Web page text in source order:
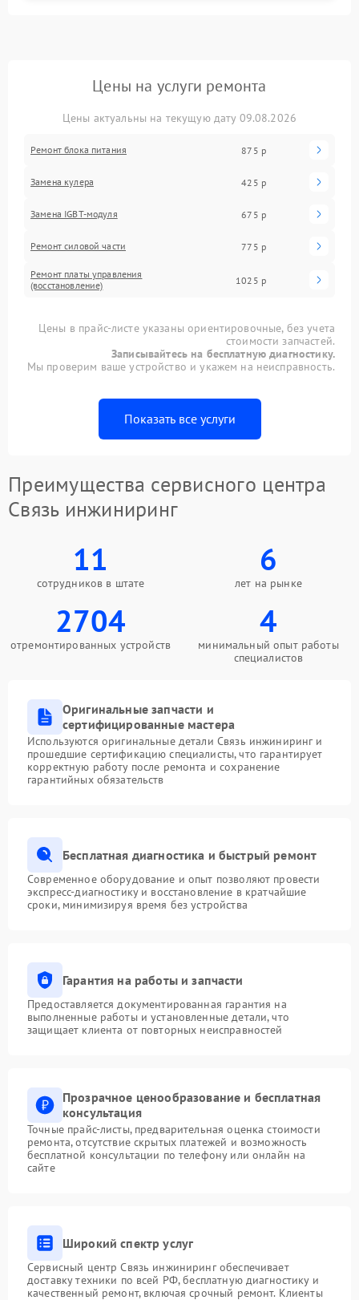
Цены на услуги ремонта
Цены актуальны на текущую дату 09.08.2026
Ремонт блока питания 875 р
Замена кулера 425 р
Замена IGBT-модуля 675 р
Ремонт силовой части 775 р
Ремонт платы управления
(восстановление)
1025 р
Цены в прайс-листе указаны ориентировочные, без учета
стоимости запчастей.
Записывайтесь на бесплатную диагностику.
Мы проверим ваше устройство и укажем на неисправность.
Показать все услуги
Преимущества сервисного центра
Связь инжиниринг
11
сотрудников в штате
6
лет на рынке
2704
отремонтированных устройств
4
минимальный опыт работы
специалистов
Оригинальные запчасти и
сертифицированные мастера
Используются оригинальные детали Связь инжиниринг и
прошедшие сертификацию специалисты, что гарантирует
корректную работу после ремонта и сохранение
гарантийных обязательств
Бесплатная диагностика и быстрый ремонт
Современное оборудование и опыт позволяют провести
экспресс-диагностику и восстановление в кратчайшие
сроки, минимизируя время без устройства
Гарантия на работы и запчасти
Предоставляется документированная гарантия на
выполненные работы и установленные детали, что
защищает клиента от повторных неисправностей
Прозрачное ценообразование и бесплатная
консультация
Точные прайс-листы, предварительная оценка стоимости
ремонта, отсутствие скрытых платежей и возможность
бесплатной консультации по телефону или онлайн на
сайте
Широкий спектр услуг
Сервисный центр Связь инжиниринг обеспечивает
доставку техники по всей РФ, бесплатную диагностику и
качественный ремонт, включая срочный ремонт. Клиенты